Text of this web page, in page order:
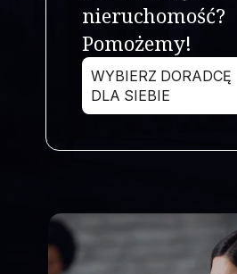
nieruchomość?
Pomożemy!
WYBIERZ DORADCĘ
DLA SIEBIE